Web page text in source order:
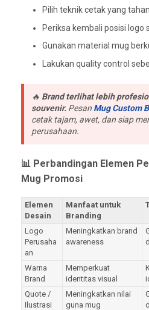
Pilih teknik cetak yang
Periksa kembali posisi logo
Gunakan material mug
Lakukan quality control
🔥 Brand terlihat lebih
souvenir. Pesan Mug Custom
cetak tajam, awet, dan siap
perusahaan.
📊 Perbandingan Elemen
Mug Promosi
Elemen
Desain
Manfaat untuk
Branding
Logo
Perusaha
an
Meningkatkan brand
awareness
Warna
Brand
Memperkuat
identitas visual
Quote /
Ilustrasi
Meningkatkan nilai
guna mug